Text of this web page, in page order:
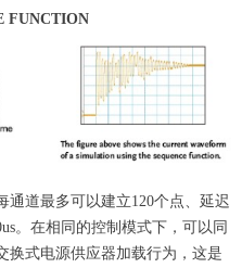
FUNCTION
通道最多可以建立120个点、延迟
。在相同的控制模式下，可以同
换式电源供应器加载行为，这是